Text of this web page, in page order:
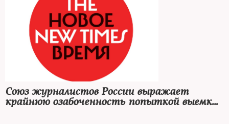
Союз журналистов России выражает
крайнюю озабоченность попыткой выемки